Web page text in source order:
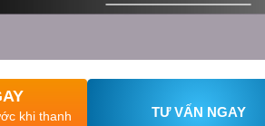
khi thanh
TƯ VẤN NGAY